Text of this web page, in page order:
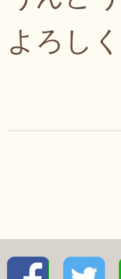
よろし